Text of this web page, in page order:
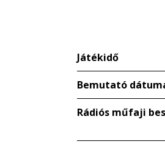
Játékidő
Bemutató
Rádiós műfaji